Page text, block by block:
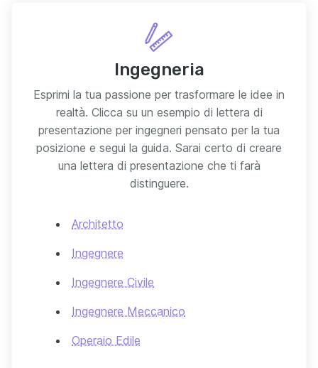
Ingegneria
Esprimi la tua passione per trasformare le idee in
realtà. Clicca su un esempio di lettera di
presentazione per ingegneri pensato per la tua
posizione e segui la guida. Sarai certo di creare
una lettera di presentazione che ti farà
distinguere.
Architetto
Ingegnere
Ingegnere Civile
Ingegnere Meccanico
Operaio Edile